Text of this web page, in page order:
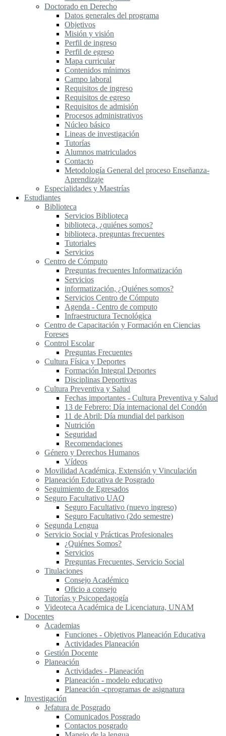
Doctorado en Derecho
Datos generales del programa
Objetivos
Misión y visión
Perfil de ingreso
Perfil de egreso
Mapa curricular
Contenidos mínimos
Campo laboral
Requisitos de ingreso
Requisitos de egreso
Requisitos de admisión
Procesos administrativos
Núcleo básico
Lineas de investigación
Tutorías
Alumnos matriculados
Contacto
Metodología General del proceso Enseñanza-
Aprendizaje
Especialidades y Maestrías
Estudiantes
Biblioteca
Servicios Biblioteca
biblioteca, ¿quiénes somos?
biblioteca, preguntas frecuentes
Tutoriales
Servicios
Centro de Cómputo
Preguntas frecuentes Informatización
Servicios
informatización, ¿Quiénes somos?
Servicios Centro de Cómputo
Agenda - Centro de computo
Infraestructura Tecnológica
Centro de Capacitación y Formación en Ciencias
Foreses
Control Escolar
Preguntas Frecuentes
Cultura Física y Deportes
Formación Integral Deportes
Disciplinas Deportivas
Cultura Preventiva y Salud
Fechas importantes - Cultura Preventiva y Salud
13 de Febrero: Día internacional del Condón
11 de Abril: Día mundial del parkison
Nutrición
Seguridad
Recomendaciones
Género y Derechos Humanos
Vídeos
Movilidad Académica, Extensión y Vinculación
Planeación Educativa de Posgrado
Seguimiento de Egresados
Seguro Facultativo UAQ
Seguro Facultativo (nuevo ingreso)
Seguro Facultativo (2do semestre)
Segunda Lengua
S​ervicio Social y Prácticas Profesionales
¿Quiénes Somos?
Servicios
Preguntas Frecuentes, Servicio Social
Titulaciones
Consejo Académico
Oficio a consejo
Tutorías y Psicopedagogía
Videoteca Académica de Licenciatura, UNAM
Docentes
Academias
Funciones - Objetivos Planeación Educativa
Actividades Planeación
Gestión Docente
Planeación
Actividades - Planeación
Planeación - modelo educativo
Planeación -cprogramas de asignatura
Investigación
Jefatura de Posgrado
Comunicados Posgrado
Contactos posgrado